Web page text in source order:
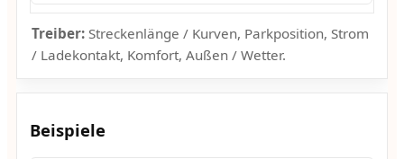
Treiber:Streckenlänge / Kurven, Parkposition, Strom
/ Ladekontakt, Komfort, Außen / Wetter.
Beispiele